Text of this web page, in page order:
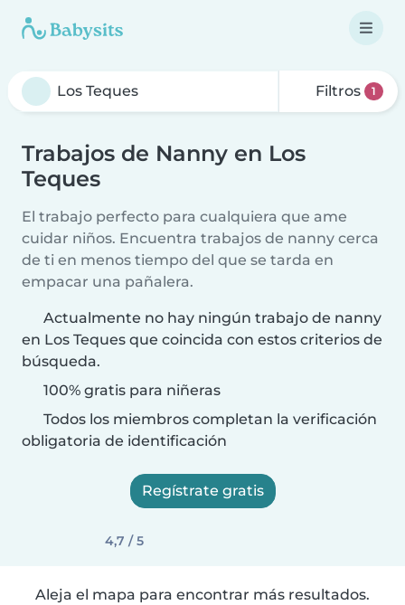
Filtros 1
Trabajos de Nanny en Los
Teques
El trabajo perfecto para cualquiera que ame
cuidar niños. Encuentra trabajos de nanny cerca
de ti en menos tiempo del que se tarda en
empacar una pañalera.
Actualmente no hay ningún trabajo de nanny
en Los Teques que coincida con estos criterios de
búsqueda.
100% gratis para niñeras
Todos los miembros completan la verificación
obligatoria de identificación
Regístrate gratis
4,7 / 5
Aleja el mapa para encontrar más resultados.